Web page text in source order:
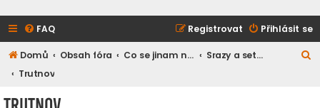
FAQ Přihlásit se
Registrovat
Domů Obsah fóra Co se jinam nevešlo
Srazy a setkání
Trutnov